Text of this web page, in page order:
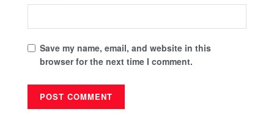
Save my name, email, and website in this
browser for the next time I comment.